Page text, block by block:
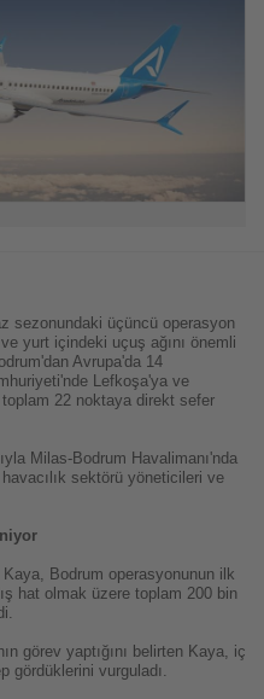
sezonundaki üçüncü operasyon
yurt içindeki uçuş ağını önemli
Avrupa'da 14
Lefkoşa'ya ve
22 noktaya direkt sefer
Milas-Bodrum Havalimanı'nda
sektörü yöneticileri ve
Kaya, Bodrum operasyonunun ilk
hat olmak üzere toplam 200 bin
görev yaptığını belirten Kaya, iç
gördüklerini vurguladı.